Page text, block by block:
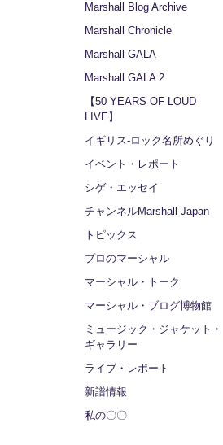
Marshall Blog Archive
Marshall Chronicle
Marshall GALA
Marshall GALA 2
【50 YEARS OF LOUD
LIVE】
イギリス‐ロック名所めぐり
イベント・レポート
シゲ・エッセイ
チャンネルMarshall Japan
トピックス
プロのマーシャル
マーシャル・トーク
マーシャル・ブログ博物館
ミュージック・ジャケット・
ギャラリー
ライブ・レポート
新譜情報
私の〇〇